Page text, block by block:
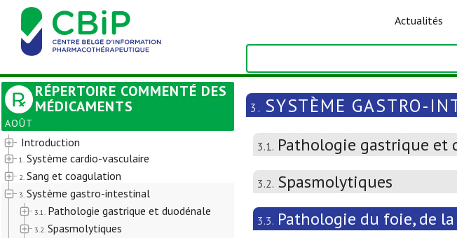
Actualités
RÉPERTOIRE COMMENTÉ DES
MÉDICAMENTS
AOÛT
Introduction
1. Système cardio-vasculaire
2. Sang et coagulation
3. Système gastro-intestinal
3.1. Pathologie gastrique et duodénale
3.2. Spasmolytiques
3. SYSTÈME GASTRO-
3.1. Pathologie gastrique et
3.2. Spasmolytiques
3.3. Pathologie du foie, de